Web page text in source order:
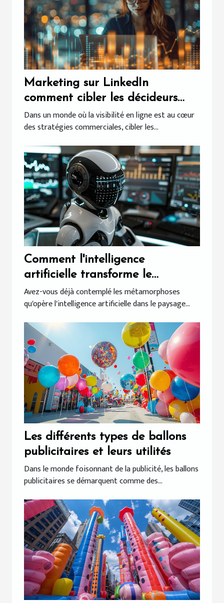
Marketing sur LinkedIn
comment cibler les décideurs
sans publicité payante
Dans un monde où la visibilité en ligne est au cœur
des stratégies commerciales, cibler les...
Comment l'intelligence
artificielle transforme le
marketing digital et les
campagnes d'emailing
Avez-vous déjà contemplé les métamorphoses
qu'opère l'intelligence artificielle dans le paysage...
Les différents types de ballons
publicitaires et leurs utilités
Dans le monde foisonnant de la publicité, les ballons
publicitaires se démarquent comme des...